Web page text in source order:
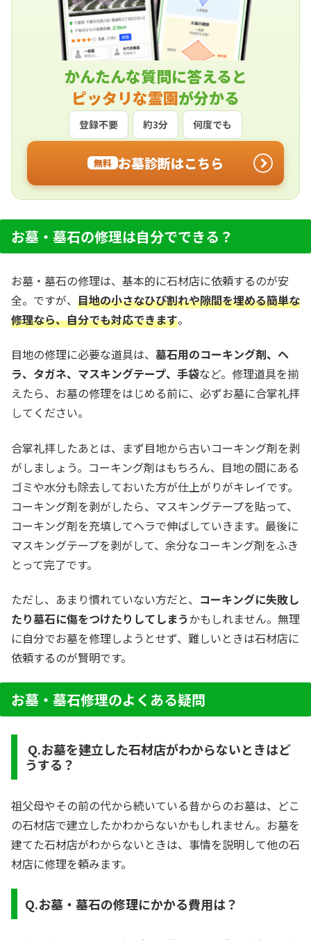
かんたんな質問に答えると
ピッタリな霊園が分かる
登録不要 約3分 何度でも
無料 お墓診断はこちら
お墓・墓石の修理は自分でできる？
お墓・墓石の修理は、基本的に石材店に依頼するのが安
全。ですが、 目地の小さなひび割れや隙間を埋める簡単な
修理なら、自分でも対応できます。
目地の修理に必要な道具は、 墓石用のコーキング剤、ヘ
ラ、タガネ、マスキングテープ、手袋など。修理道具を揃
えたら、お墓の修理をはじめる前に、必ずお墓に合掌礼拝
してください。
合掌礼拝したあとは、まず目地から古いコーキング剤を剥
がしましょう。コーキング剤はもちろん、目地の間にある
ゴミや水分も除去しておいた方が仕上がりがキレイです。
コーキング剤を剥がしたら、マスキングテープを貼って、
コーキング剤を充填してヘラで伸ばしていきます。最後に
マスキングテープを剥がして、余分なコーキング剤をふき
とって完了です。
ただし、あまり慣れていない方だと、 コーキングに失敗し
たり墓石に傷をつけたりしてしまうかもしれません。無理
に自分でお墓を修理しようとせず、難しいときは石材店に
依頼するのが賢明です。
お墓・墓石修理のよくある疑問
Q.お墓を建立した石材店がわからないときはど
うする？
祖父母やその前の代から続いている昔からのお墓は、どこ
の石材店で建立したかわからないかもしれません。お墓を
建てた石材店がわからないときは、事情を説明して他の石
材店に修理を頼みます。
Q.お墓・墓石の修理にかかる費用は？